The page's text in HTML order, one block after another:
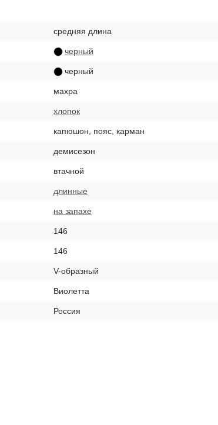
средняя длина
черный
черный
махра
хлопок
капюшон, пояс, карман
демисезон
втачной
длинные
на запахе
146
146
V-образный
Виолетта
Россия